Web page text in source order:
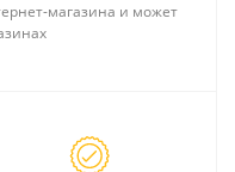
магазина и может